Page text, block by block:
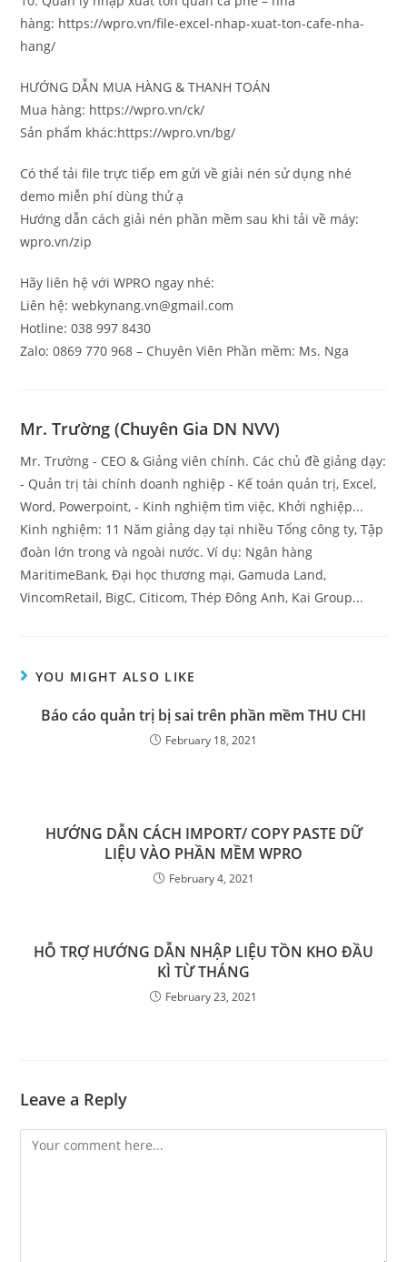
hàng: https://wpro.vn/file-excel-nhap-xuat-ton-cafe-nha-
hang/
HƯỚNG DẪN MUA HÀNG & THANH TOÁN
Mua hàng: https://wpro.vn/ck/
Sản phẩm khác:https://wpro.vn/bg/
Có thể tải file trực tiếp em gửi về giải nén sử dụng nhé
demo miễn phí dùng thử ạ
Hướng dẫn cách giải nén phần mềm sau khi tải về máy:
wpro.vn/zip
Hãy liên hệ với WPRO ngay nhé:
Liên hệ: webkynang.vn@gmail.com
Hotline: 038 997 8430
Zalo: 0869 770 968 – Chuyên Viên Phần mềm: Ms. Nga
Mr. Trường (Chuyên Gia DN NVV)
Mr. Trường - CEO & Giảng viên chính. Các chủ đề giảng dạy:
- Quản trị tài chính doanh nghiệp - Kế toán quản trị, Excel,
Word, Powerpoint, - Kinh nghiệm tìm việc, Khởi nghiệp...
Kinh nghiệm: 11 Năm giảng dạy tại nhiều Tổng công ty, Tập
đoàn lớn trong và ngoài nước. Ví dụ: Ngân hàng
MaritimeBank, Đại học thương mại, Gamuda Land,
VincomRetail, BigC, Citicom, Thép Đông Anh, Kai Group...
YOU MIGHT ALSO LIKE
Báo cáo quản trị bị sai trên phần mềm THU CHI
February 18, 2021
HƯỚNG DẪN CÁCH IMPORT/ COPY PASTE DỮ
LIỆU VÀO PHẦN MỀM WPRO
February 4, 2021
HỖ TRỢ HƯỚNG DẪN NHẬP LIỆU TỒN KHO ĐẦU
KÌ TỪ THÁNG
February 23, 2021
Leave a Reply
Comment